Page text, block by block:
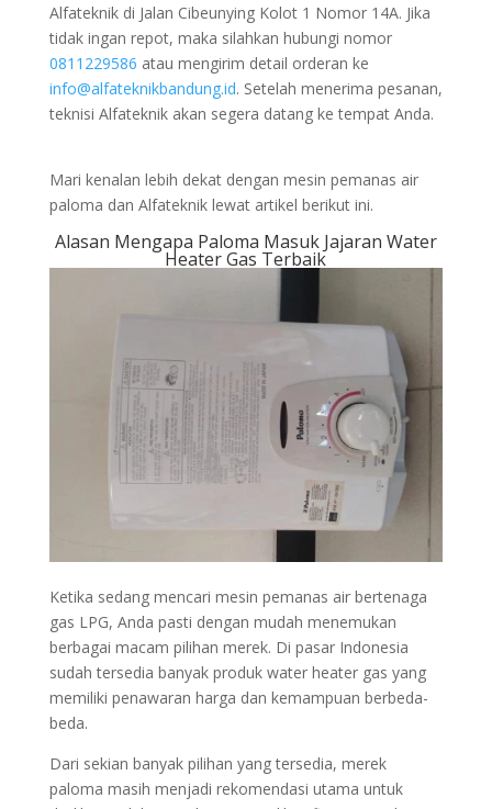
Alfateknik di Jalan Cibeunying Kolot 1 Nomor 14A. Jika
tidak ingan repot, maka silahkan hubungi nomor
0811229586 atau mengirim detail orderan ke
info@alfateknikbandung.id. Setelah menerima pesanan,
teknisi Alfateknik akan segera datang ke tempat Anda.
Mari kenalan lebih dekat dengan mesin pemanas air
paloma dan Alfateknik lewat artikel berikut ini.
Alasan Mengapa Paloma Masuk Jajaran Water
Heater Gas Terbaik
Ketika sedang mencari mesin pemanas air bertenaga
gas LPG, Anda pasti dengan mudah menemukan
berbagai macam pilihan merek. Di pasar Indonesia
sudah tersedia banyak produk water heater gas yang
memiliki penawaran harga dan kemampuan berbeda-
beda.
Dari sekian banyak pilihan yang tersedia, merek
paloma masih menjadi rekomendasi utama untuk